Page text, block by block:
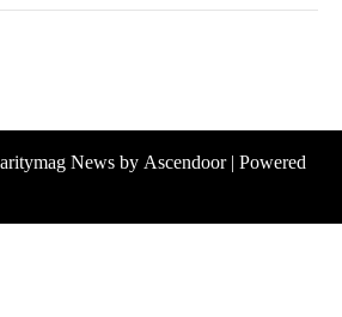
News by Ascendoor| Powered